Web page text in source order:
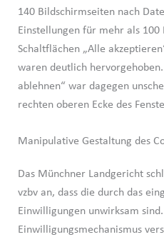
140 Bildschirmseiten nach
Einstellungen für mehr als
Schaltflächen „Alle
waren deutlich
ablehnen“ war dagegen
rechten oberen Ecke des
Manipulative Gestaltung des
Das Münchner Landgericht
vzbv an, dass die durch das
Einwilligungen unwirksam
Einwilligungsmechanismus